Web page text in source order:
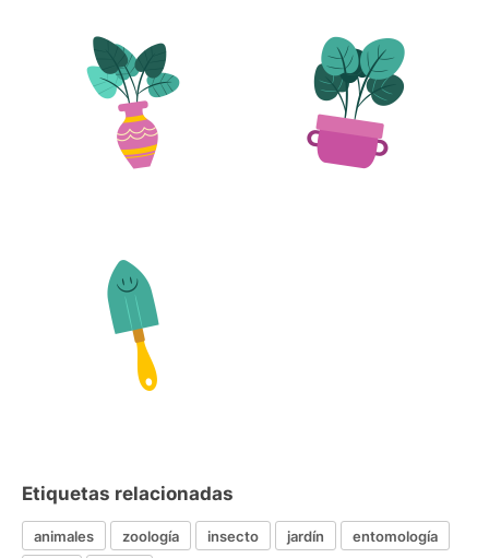
Etiquetas relacionadas
animales zoología insecto jardín
entomología